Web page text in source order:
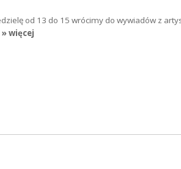
od 13 do 15 wrócimy do wywiadów z
» więcej